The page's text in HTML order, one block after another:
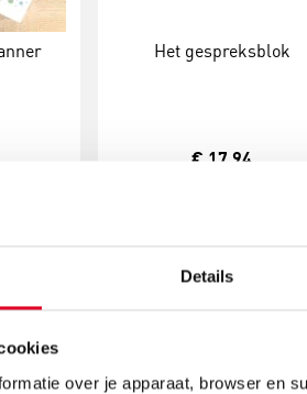
Details
over je apparaat, browser en
Het gespreksblok
€ 17,94